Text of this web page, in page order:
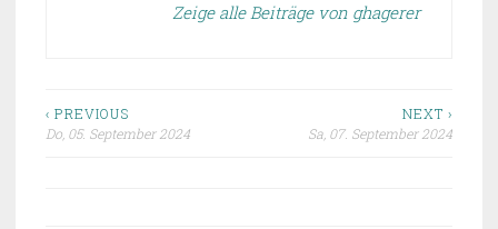
Zeige alle Beiträge von ghagerer
Beitragsnavigation
‹ PREVIOUS
Do, 05. September 2024
NEXT ›
Sa, 07. September 2024